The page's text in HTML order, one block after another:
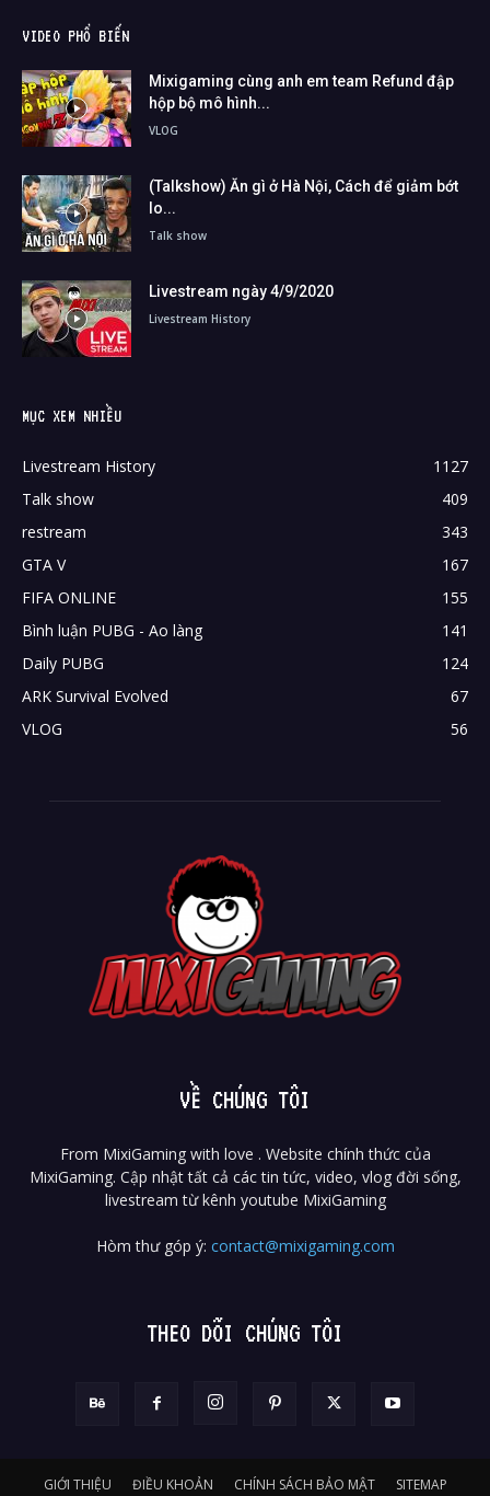
VIDEO PHỔ BIẾN
Mixigaming cùng anh em team Refund đập
hộp bộ mô hình...
VLOG
(Talkshow) Ăn gì ở Hà Nội, Cách để giảm bớt
lo...
Talk show
Livestream ngày 4/9/2020
Livestream History
MỤC XEM NHIỀU
Livestream History
1127
Talk show
409
restream
343
GTA V
167
FIFA ONLINE
155
Bình luận PUBG - Ao làng
141
Daily PUBG
124
ARK Survival Evolved
67
VLOG
56
VỀ CHÚNG TÔI
From MixiGaming with love . Website chính thức của
MixiGaming. Cập nhật tất cả các tin tức, video, vlog đời sống,
livestream từ kênh youtube MixiGaming
Hòm thư góp ý: contact@mixigaming.com
THEO DÕI CHÚNG TÔI
GIỚI THIỆU ĐIỀU KHOẢN CHÍNH SÁCH BẢO MẬT SITEMAP